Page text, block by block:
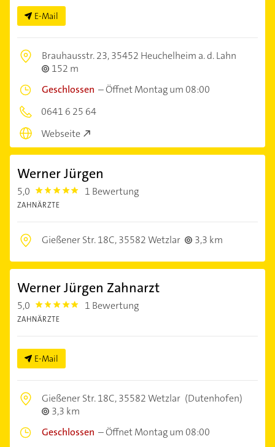
E-Mail
Brauhausstr. 23,35452 Heuchelheim a. d. Lahn
152 m
Geschlossen –Öffnet Montag um 08:00
0641 6 25 64
Webseite
Werner Jürgen
5,0 5.0 1 Bewertung
ZAHNÄRZTE
Gießener Str. 18C,35582 Wetzlar 3,3 km
Werner Jürgen Zahnarzt
5,0 5.0 1 Bewertung
ZAHNÄRZTE
E-Mail
Gießener Str. 18C,35582 Wetzlar (Dutenhofen)
3,3 km
Geschlossen –Öffnet Montag um 08:00